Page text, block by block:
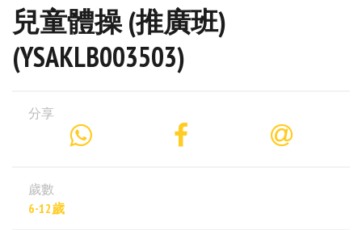
兒童體操 (推廣班)
(YSAKLB003503)
分享
歲數
6-12歲